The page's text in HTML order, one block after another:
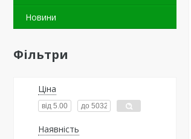
Новини
Фільтри
Ціна
Наявність